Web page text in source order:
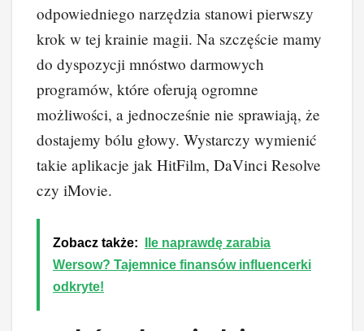
odpowiedniego narzędzia stanowi pierwszy
krok w tej krainie magii. Na szczęście mamy
do dyspozycji mnóstwo darmowych
programów, które oferują ogromne
możliwości, a jednocześnie nie sprawiają, że
dostajemy bólu głowy. Wystarczy wymienić
takie aplikacje jak HitFilm, DaVinci Resolve
czy iMovie.
Zobacz także:
Ile naprawdę zarabia
Wersow? Tajemnice finansów influencerki
odkryte!